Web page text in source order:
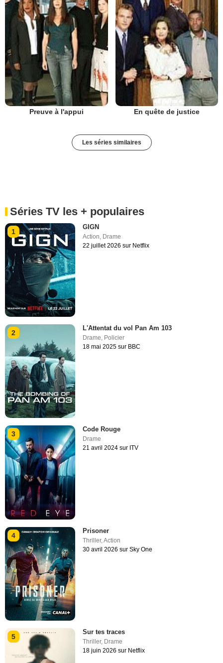
Preuve à l'appui En quête de justice
Les séries similaires
Séries TV les + populaires
1
GIGN
Action Drame
22 juillet 2026 sur Netflix
2
L'Attentat du vol Pan Am 103
Drame, Policier
18 mai 2025 sur BBC
3
Code Rouge
Drame
21 avril 2024 sur ITV
4
Prisoner
Thriller,Action
30 avril 2026 sur Sky One
5
Sur tes traces
Thriller, Drame
18 juin 2026 sur Netflix